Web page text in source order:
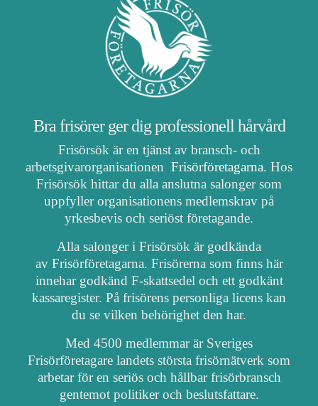
Bra frisörer ger dig professionell hårvård
Frisörsök är en tjänst av bransch- och
arbetsgivarorganisationen Frisörföretagarna. Hos
Frisörsök hittar du alla anslutna salonger som
uppfyller organisationens medlemskrav på
yrkesbevis och seriöst företagande.
Alla salonger i Frisörsök är godkända
av Frisörföretagarna. Frisörerna som finns här
innehar godkänd F-skattsedel och ett godkänt
kassaregister. På frisörens personliga licens kan
du se vilken behörighet den har.
Med 4500 medlemmar är Sveriges
Frisörföretagare landets största frisörnätverk som
arbetar för en seriös och hållbar frisörbransch
gentemot politiker och beslutsfattare.